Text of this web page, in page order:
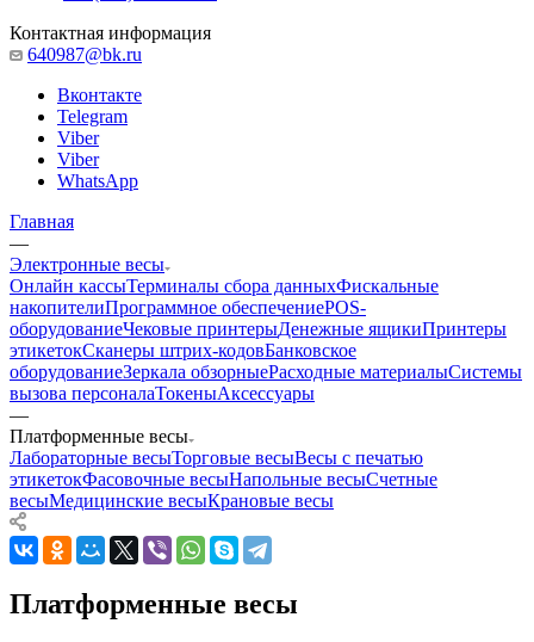
Контактная информация
640987@bk.ru
Вконтакте
Telegram
Viber
Viber
WhatsApp
Главная
—
Электронные весы
Онлайн кассыТерминалы сбора данныхФискальные
накопителиПрограммное обеспечениеPOS-
оборудованиеЧековые принтерыДенежные ящикиПринтеры
этикетокСканеры штрих-кодовБанковское
оборудованиеЗеркала обзорныеРасходные материалыСистемы
вызова персоналаТокеныАксессуары
—
Платформенные весы
Лабораторные весыТорговые весыВесы с печатью
этикетокФасовочные весыНапольные весыСчетные
весыМедицинские весыКрановые весы
Платформенные весы